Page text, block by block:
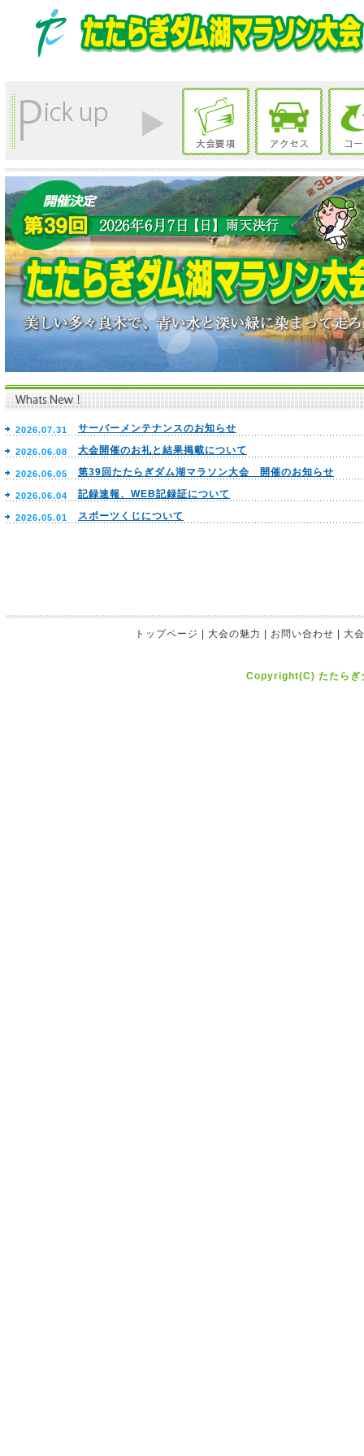
2026.07.31 サーバーメンテナンスのお知らせ
2026.06.08 大会開催のお礼と結果掲載について
2026.06.05 第39回たたらぎダム湖マラソン大会 開催のお知らせ
2026.06.04 記録速報、WEB記録証について
2026.05.01 スポーツくじについて
トップページ 大会の魅力 お問い合わせ 大
Copyright(C) たたら